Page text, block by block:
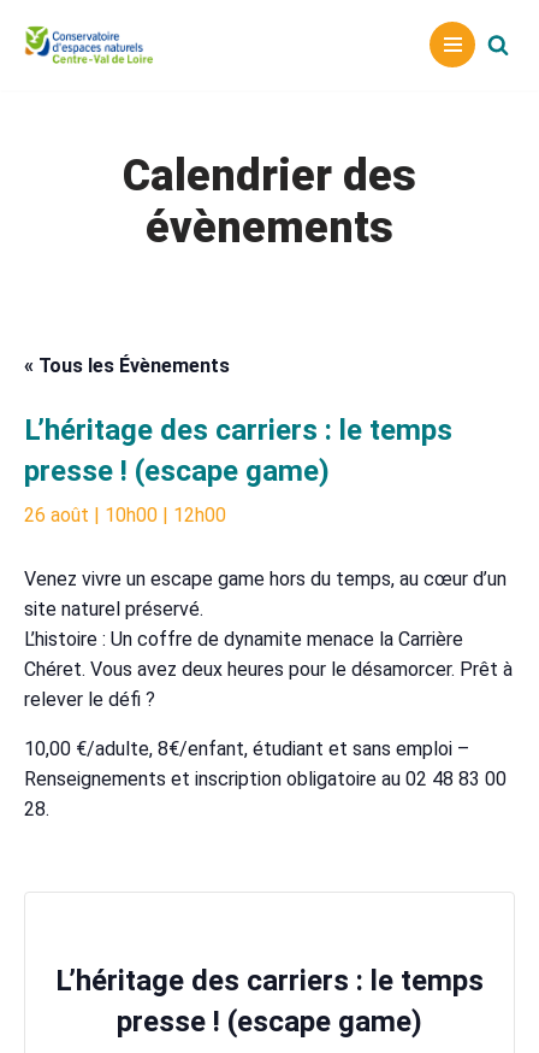
Aller
Calendrier des
évènements
« Tous les Évènements
L’héritage des carriers : le temps
presse ! (escape game)
26 août | 10h00 | 12h00
Venez vivre un escape game hors du temps, au cœur d’un
site naturel préservé.
L’histoire : Un coffre de dynamite menace la Carrière
Chéret. Vous avez deux heures pour le désamorcer. Prêt à
relever le défi ?
10,00 €/adulte, 8€/enfant, étudiant et sans emploi –
Renseignements et inscription obligatoire au 02 48 83 00
28.
L’héritage des carriers : le temps
presse ! (escape game)